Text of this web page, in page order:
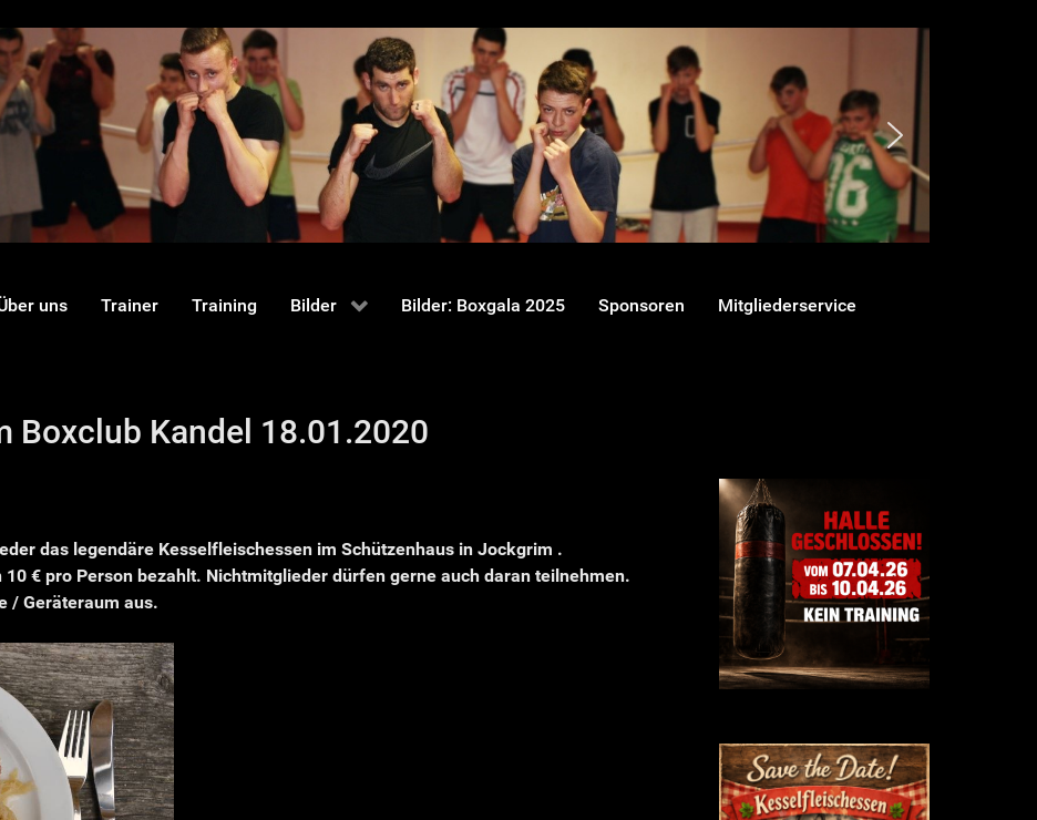
uns Trainer Training Bilder Bilder: Boxgala 2025 Sponsoren Mitgliederservice
Boxclub Kandel 18.01.2020
das legendäre Kesselfleischessen im Schützenhaus in Jockgrim .
10 € pro Person bezahlt. Nichtmitglieder dürfen gerne auch daran teilnehmen.
/ Geräteraum aus.